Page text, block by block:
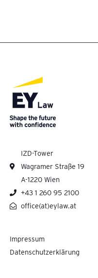
IZD-Tower
Wagramer Straße 19
A-1220 Wien
+43 1 260 95 2100
office(at)eylaw.at
Impressum
Datenschutzerklärung